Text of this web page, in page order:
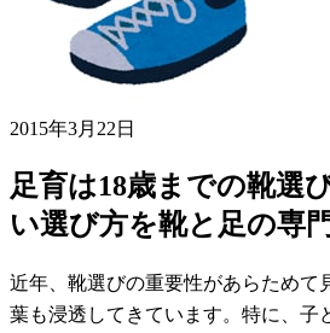
2015年3月22日
足育は18歳までの靴選
い選び方を靴と足の専
近年、靴選びの重要性があらためて
葉も浸透してきています。特に、子